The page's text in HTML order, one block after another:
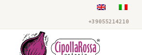
+39055214210